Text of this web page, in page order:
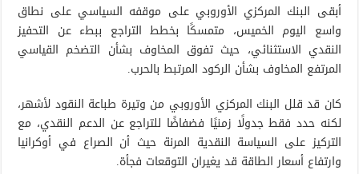
أبقى البنك المركزي الأوروبي على موقفه السياسي على نطاق
واسع اليوم الخميس، متمسكًا بخطط التراجع ببطء عن التحفيز
النقدي الاستثنائي، حيث تفوق المخاوف بشأن التضخم القياسي
المرتفع المخاوف بشأن الركود المرتبط بالحرب.
كان قد قلل البنك المركزي الأوروبي من وتيرة طباعة النقود لأشهر،
لكنه حدد فقط جدولًا زمنيًا فضفاضًا للتراجع عن الدعم النقدي، مع
التركيز على السياسة النقدية المرنة حيث أن الصراع في أوكرانيا
وارتفاع أسعار الطاقة قد يغيران التوقعات فجأة.